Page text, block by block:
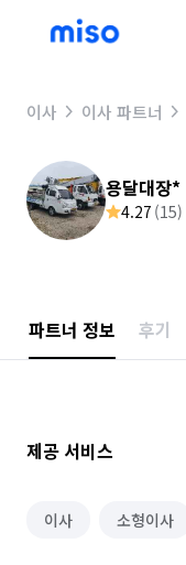
이사 이사 파트너
용달대장*
4.27 (15)
파트너 정보 후기
제공 서비스
이사 소형이사